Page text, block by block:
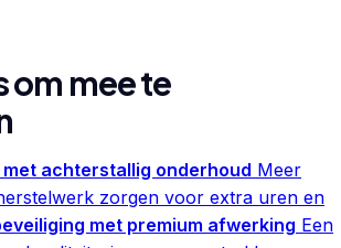
om mee te
achterstallig onderhoud Meer
zorgen voor extra uren en
met premium afwerking Een